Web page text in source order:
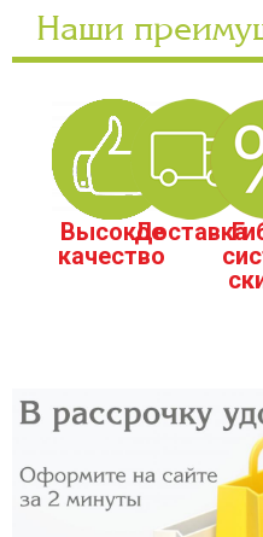
Наши
Высокое
качество
Доставка